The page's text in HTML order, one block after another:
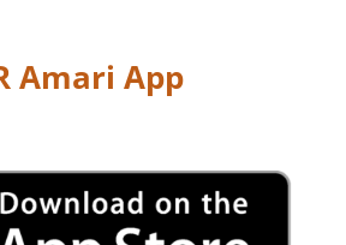
Amari App